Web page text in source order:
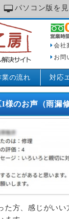
パソコン版を
会社
お問
業の流れ 対応
様のお声（雨漏
た方、感じがいい